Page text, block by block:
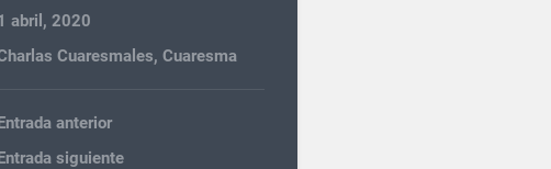
abril, 2020
Cuaresmales,Cuaresma
anterior
siguiente